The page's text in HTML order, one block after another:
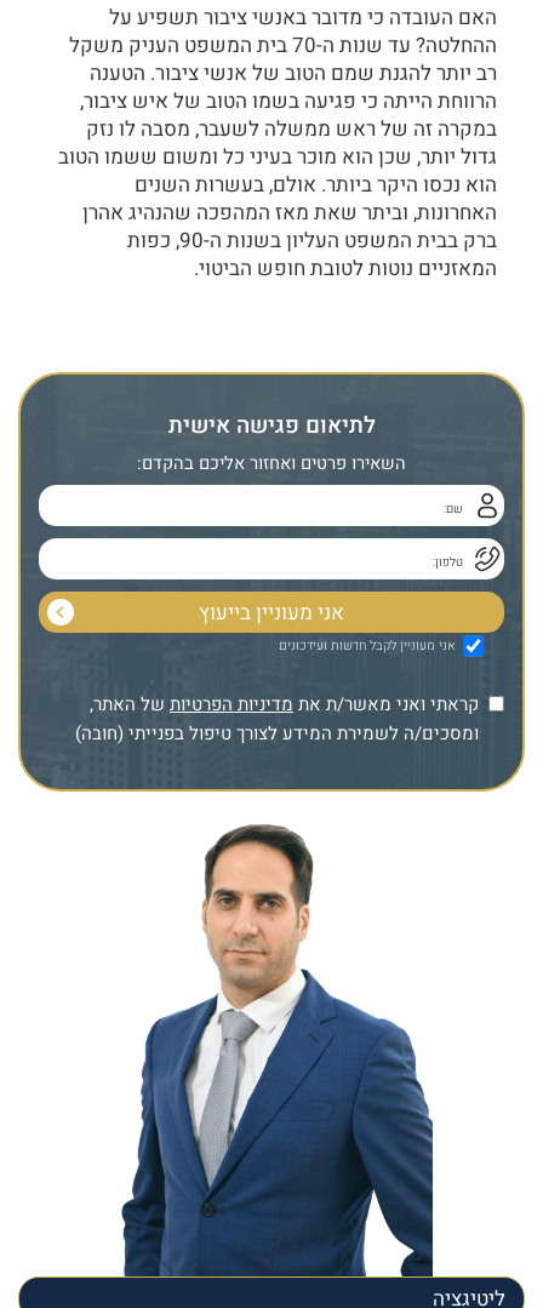
ליטיגציה
האם העובדה כי מדובר באנשי ציבור תשפיע על
ההחלטה? עד שנות ה-70 בית המשפט העניק משקל
רב יותר להגנת שמם הטוב של אנשי ציבור. הטענה
הרווחת הייתה כי פגיעה בשמו הטוב של איש ציבור,
במקרה זה של ראש ממשלה לשעבר, מסבה לו נזק
גדול יותר, שכן הוא מוכר בעיני כל ומשום ששמו הטוב
הוא נכסו היקר ביותר. אולם, בעשרות השנים
האחרונות, וביתר שאת מאז המהפכה שהנהיג אהרן
ברק בבית המשפט העליון בשנות ה-90, כפות
המאזניים נוטות לטובת חופש הביטוי.
לתיאום פגישה אישית
השאירו פרטים ואחזור אליכם בהקדם:
אני מעוניין לקבל חדשות ועידכונים
קראתי ואני מאשר/ת את מדיניות הפרטיות של האתר,
ומסכים/ה לשמירת המידע לצורך טיפול בפנייתי (חובה)